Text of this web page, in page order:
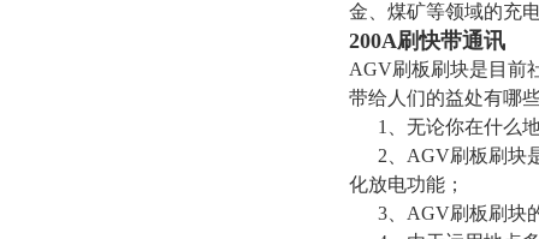
金、煤矿等领域的充
200A刷快带通讯
AGV刷板刷块是目前
带给人们的益处有哪
1、无论你在什么地
2、AGV刷板刷块是
化放电功能；
3、AGV刷板刷块